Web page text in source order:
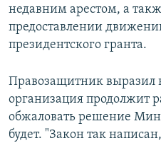
недавним арестом, а
предоставлении
президентского гранта.
Правозащитник выразил
организация продолжит
обжаловать решение
будет. "Закон так